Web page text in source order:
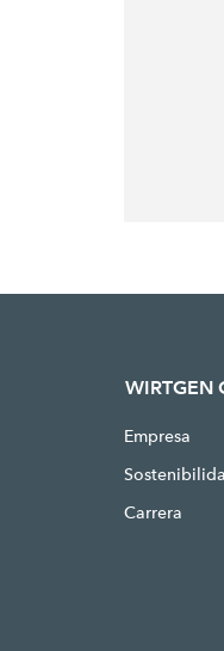
WIRTGEN
Empresa
Carrera